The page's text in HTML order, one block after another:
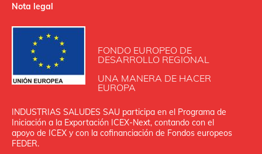
Nota legal
FONDO EUROPEO DE
DESARROLLO REGIONAL
UNA MANERA DE HACER
EUROPA
INDUSTRIAS SALUDES SAU participa en el Programa de
Iniciación a la Exportación ICEX‐Next, contando con el
apoyo de ICEX y con la cofinanciación de Fondos europeos
FEDER.